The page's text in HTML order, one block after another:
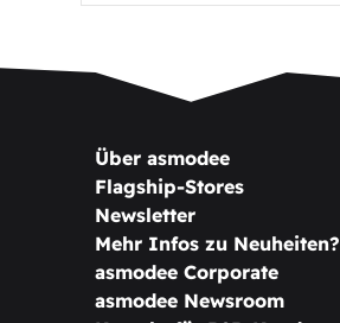
Über asmodee
Flagship-Stores
Newsletter
Mehr Infos zu Neuheiten?
asmodee Corporate
asmodee Newsroom